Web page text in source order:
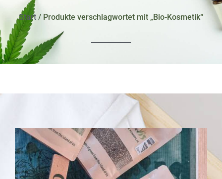
Start / Produkte verschlagwortet mit „Bio-Kosmetik“